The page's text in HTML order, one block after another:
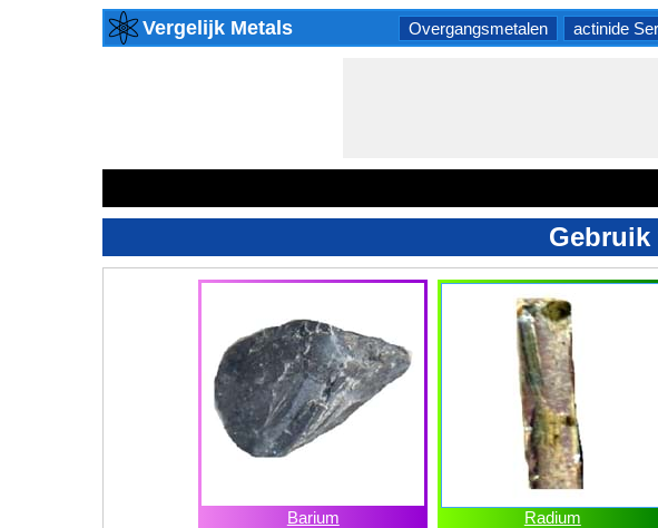
Vergelijk Metals Overgangsmetalen actinide
Gebruik
Barium Radium